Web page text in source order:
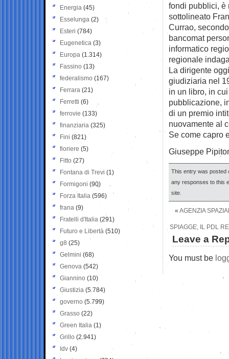
fondi pubblici, è
sottolineato
Currao,
bancomat
informatico
regionale
La dirigente
giudiziaria nel
in un libro, in
pubblicazione,
di un premio
nuovamente al
Se come capro
Giuseppe
This entry was posted
any responses to this
site.
« AGENZIA
SPIAGGE, IL PDL
Leave a
You must be
Energia (45)
Esselunga (2)
Esteri (784)
Eugenetica (3)
Europa (1.314)
Fassino (13)
federalismo (167)
Ferrara (21)
Ferretti (6)
ferrovie (133)
finanziaria (325)
Fini (821)
fioriere (5)
Fitto (27)
Fontana di Trevi (1)
Formigoni (90)
Forza Italia (596)
frana (9)
Fratelli d'Italia (291)
Futuro e Libertà (510)
g8 (25)
Gelmini (68)
Genova (542)
Giannino (10)
Giustizia (5.784)
governo (5.799)
Grasso (22)
Green Italia (1)
Grillo (2.941)
Idv (4)